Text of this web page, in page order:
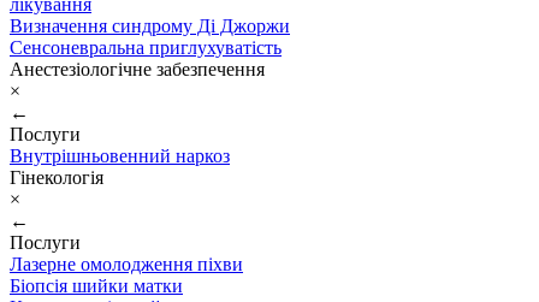
лікування
Визначення синдрому Ді Джоржи
Сенсоневральна приглухуватість
Анестезіологічне забезпечення
×
←
Послуги
Внутрішньовенний наркоз
Гінекологія
×
←
Послуги
Лазерне омолодження піхви
Біопсія шийки матки